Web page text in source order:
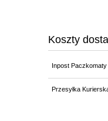
Koszty
Inpost Paczkomaty
Przesyłka